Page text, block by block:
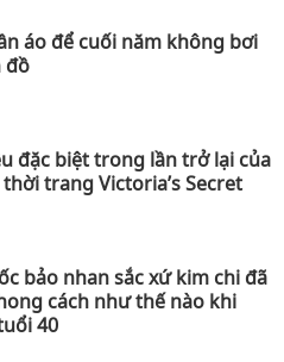
áo để cuối năm không bơi
đồ
đặc biệt trong lần trở lại của
trang Victoria’s Secret
bảo nhan sắc xứ kim chi đã
cách như thế nào khi
40